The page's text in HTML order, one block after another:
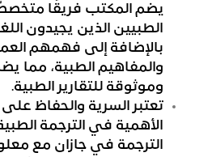
يضم المكتب فريقًا
الطبيين الذين يجيدون
بالإضافة إلى فهمهم
والمفاهيم الطبية، مما
وموثوقة للتقارير الطبية.
تعتبر السرية والحفاظ على
الأهمية في الترجمة
الترجمة في جازان مع